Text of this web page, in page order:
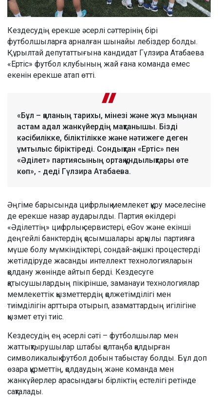
Кездесудің ерекше әсерлі сәттерінің бірі
футболшыларға арналған шынайы лебіздер болды.
Құрылтай депутаттығына кандидат Гүлзира Атабаева
«Ертіс» футбол клубының жай ғана команда емес
екенін ерекше атап өтті.
«Бұл – қаланың тарихы, мінезі және жүз мыңнан
астам адал жанкүйердің мақтанышы. Бізді
кәсібилікке, біліктілікке және нәтижеге деген
ұмтылыс біріктіреді. Сондықтан «Ертіс» пен
«Әділет» партиясының ортақ құндылықтары өте
көп», - деді Гүлзира Атабаева.
Әңгіме барысында цифрлық мемлекет құру мәселесіне
де ерекше назар аударылды. Партия өкілдері
«Әділеттің» цифрлық сервистері, eGov және екінші
деңгейлі банктердің қосымшалары арқылы партияға
мүше болу мүмкіндіктері, сондай-ақ ішкі процестерді
жетілдіруде жасанды интеллект технологияларын
қолдану жөнінде айтып берді. Кездесуге
қатысушылардың пікірінше, заманауи технологиялар
мемлекеттік қызметтердің қолжетімділігі мен
тиімділігін арттыра отырып, азаматтардың игілігіне
қызмет етуі тиіс.
Кездесудің ең әсерлі сәті – футболшылар мен
жаттықтырушылар штабы қолтаңба қалдырған
символикалық футбол добын табыстау болды. Бұл доп
өзара құрметтің, қолдаудың және команда мен
жанкүйерлер арасындағы бірліктің естелігі ретінде
сақталады.